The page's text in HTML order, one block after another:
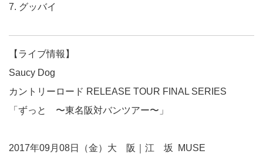
7. グッバイ
【ライブ情報】
Saucy Dog
カントリーロード RELEASE TOUR FINAL SERIES
「ずっと 〜東名阪対バンツアー〜」
2017年09月08日（金）大 阪｜江 坂 MUSE